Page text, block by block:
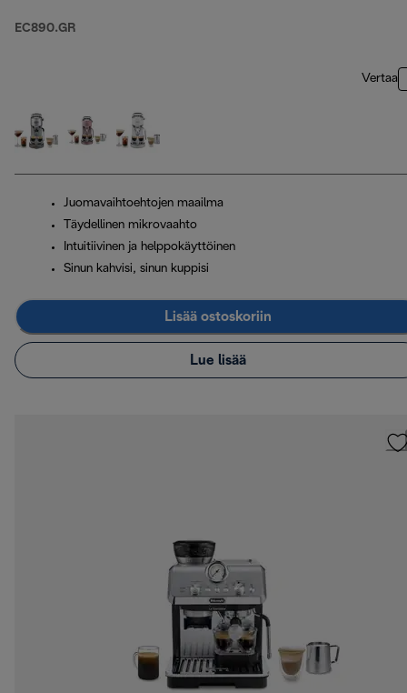
EC890.GR
Vertaa
Juomavaihtoehtojen maailma
Täydellinen mikrovaahto
Intuitiivinen ja helppokäyttöinen
Sinun kahvisi, sinun kuppisi
Lisää ostoskoriin
Lue lisää